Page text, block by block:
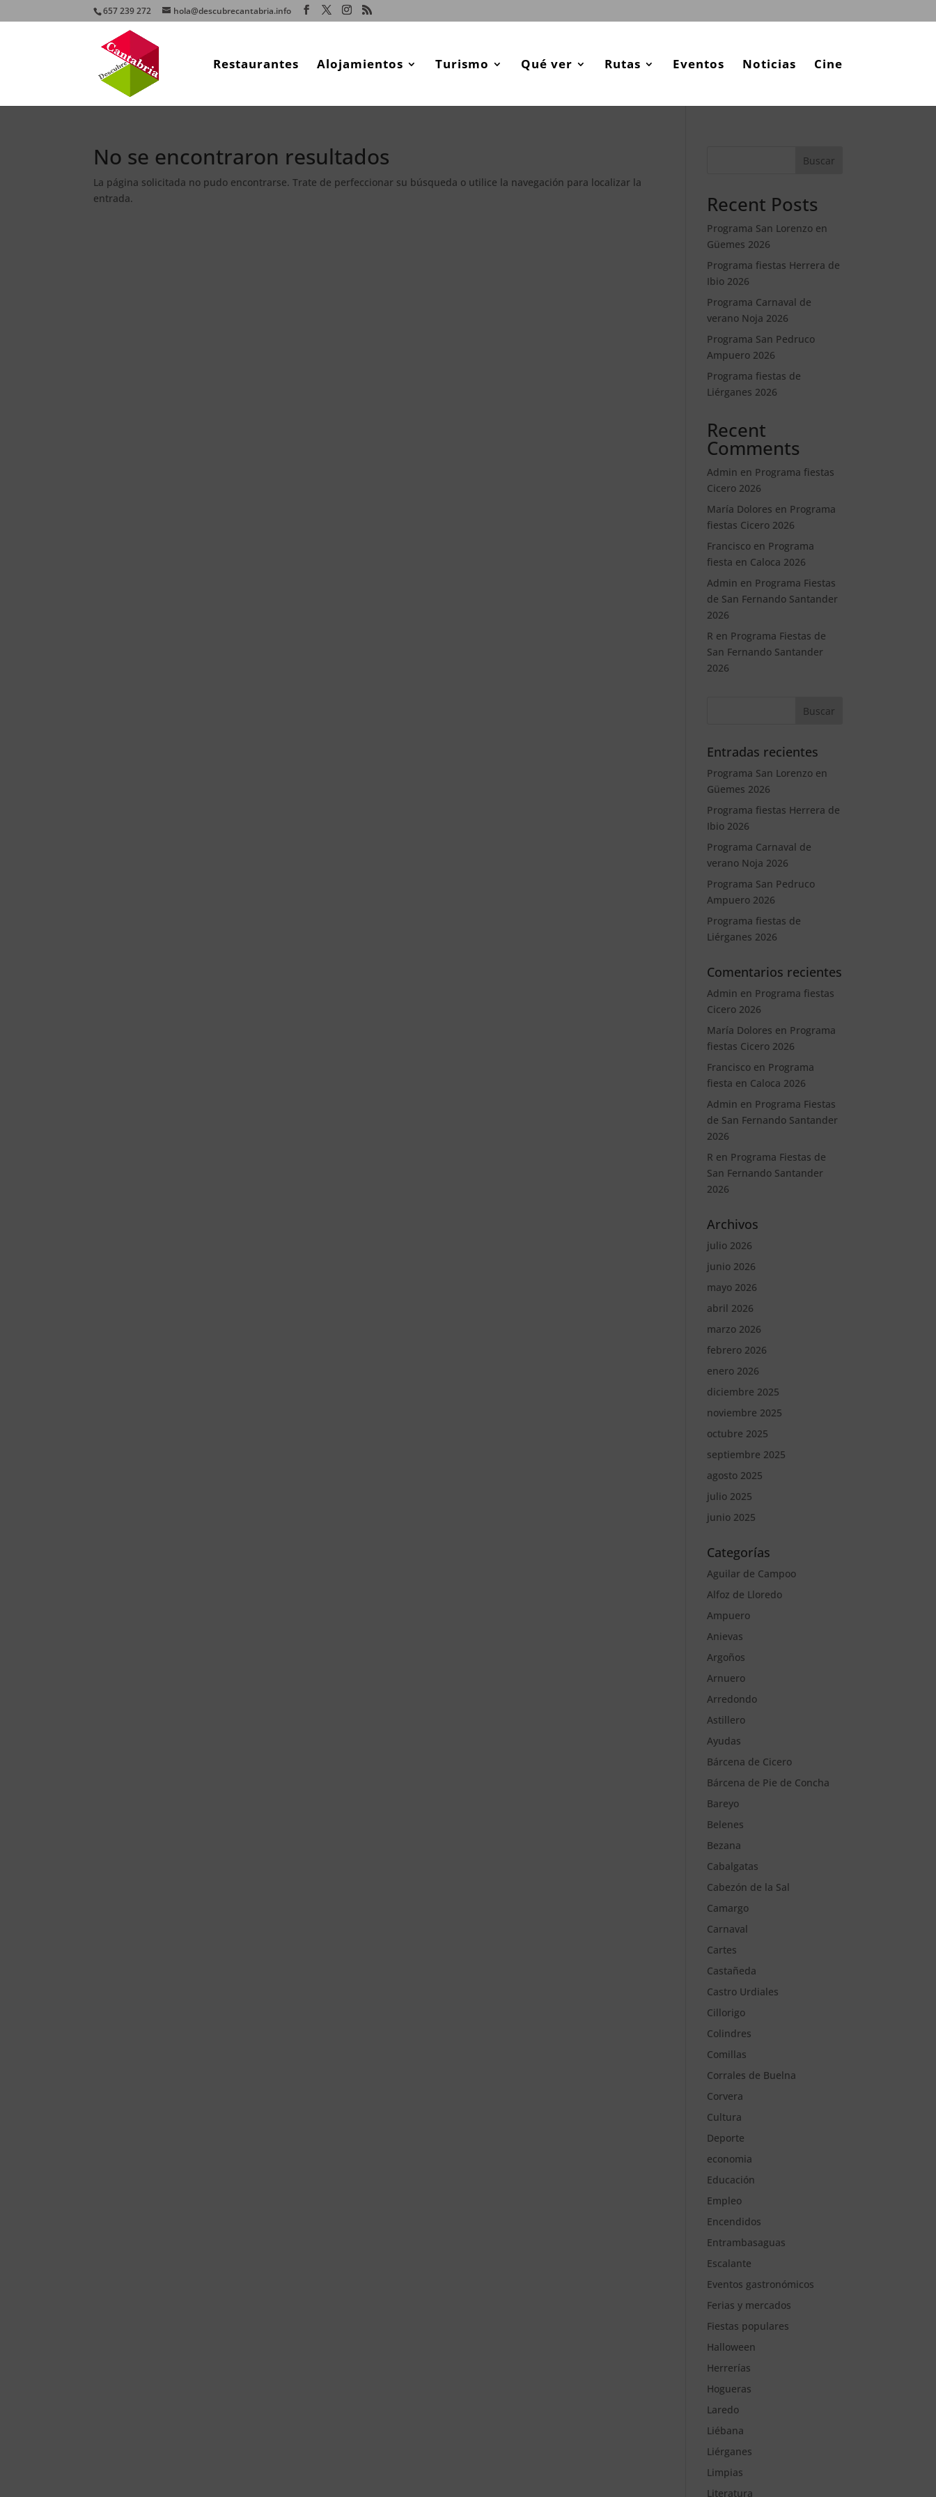
657 239 272 hola@descubrecantabria.info
Restaurantes Alojamientos Turismo Qué ver Rutas Eventos Noticias Cine
No se encontraron resultados
La página solicitada no pudo encontrarse. Trate de perfeccionar su búsqueda o utilice la navegación para localizar la
entrada.
Buscar
Recent Posts
Programa San Lorenzo en
Güemes 2026
Programa fiestas Herrera de
Ibio 2026
Programa Carnaval de
verano Noja 2026
Programa San Pedruco
Ampuero 2026
Programa fiestas de
Liérganes 2026
Recent
Comments
Admin en Programa fiestas
Cicero 2026
María Dolores en Programa
fiestas Cicero 2026
Francisco en Programa
fiesta en Caloca 2026
Admin en Programa Fiestas
de San Fernando Santander
2026
R en Programa Fiestas de
San Fernando Santander
2026
Entradas recientes
Programa San Lorenzo en
Güemes 2026
Programa fiestas Herrera de
Ibio 2026
Programa Carnaval de
verano Noja 2026
Programa San Pedruco
Ampuero 2026
Programa fiestas de
Liérganes 2026
Comentarios recientes
Admin en Programa fiestas
Cicero 2026
María Dolores en Programa
fiestas Cicero 2026
Francisco en Programa
fiesta en Caloca 2026
Admin en Programa Fiestas
de San Fernando Santander
2026
R en Programa Fiestas de
San Fernando Santander
2026
Archivos
julio 2026
junio 2026
mayo 2026
abril 2026
marzo 2026
febrero 2026
enero 2026
diciembre 2025
noviembre 2025
octubre 2025
septiembre 2025
agosto 2025
julio 2025
junio 2025
Categorías
Aguilar de Campoo
Alfoz de Lloredo
Ampuero
Anievas
Argoños
Arnuero
Arredondo
Astillero
Ayudas
Bárcena de Cicero
Bárcena de Pie de Concha
Bareyo
Belenes
Bezana
Cabalgatas
Cabezón de la Sal
Camargo
Carnaval
Cartes
Castañeda
Castro Urdiales
Cillorigo
Colindres
Comillas
Corrales de Buelna
Corvera
Cultura
Deporte
economia
Educación
Empleo
Encendidos
Entrambasaguas
Escalante
Eventos gastronómicos
Ferias y mercados
Fiestas populares
Halloween
Herrerías
Hogueras
Laredo
Liébana
Liérganes
Limpias
Literatura